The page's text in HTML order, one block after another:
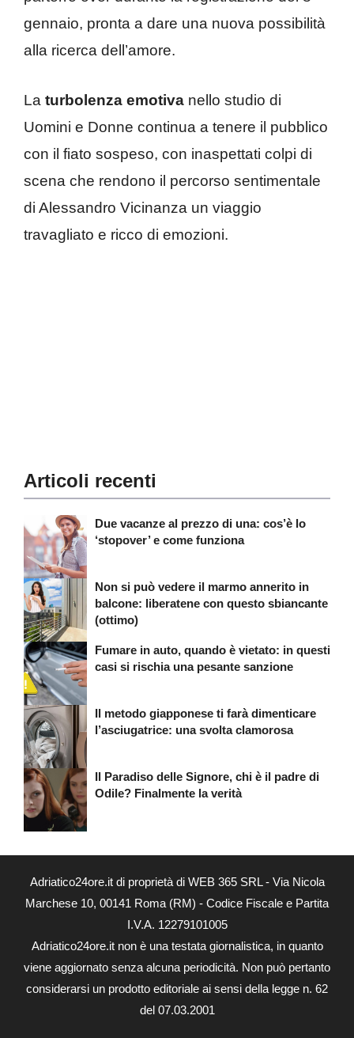
gennaio, pronta a dare una nuova possibilità
alla ricerca dell’amore.
La turbolenza emotiva nello studio di
Uomini e Donne continua a tenere il pubblico
con il fiato sospeso, con inaspettati colpi di
scena che rendono il percorso sentimentale
di Alessandro Vicinanza un viaggio
travagliato e ricco di emozioni.
Articoli recenti
Due vacanze al prezzo di una: cos’è lo
‘stopover’ e come funziona
Non si può vedere il marmo annerito in
balcone: liberatene con questo sbiancante
(ottimo)
Fumare in auto, quando è vietato: in questi
casi si rischia una pesante sanzione
Il metodo giapponese ti farà dimenticare
l’asciugatrice: una svolta clamorosa
Il Paradiso delle Signore, chi è il padre di
Odile? Finalmente la verità
Adriatico24ore.it di proprietà di WEB 365 SRL - Via Nicola
Marchese 10, 00141 Roma (RM) - Codice Fiscale e Partita
I.V.A. 12279101005
Adriatico24ore.it non è una testata giornalistica, in quanto
viene aggiornato senza alcuna periodicità. Non può pertanto
considerarsi un prodotto editoriale ai sensi della legge n. 62
del 07.03.2001